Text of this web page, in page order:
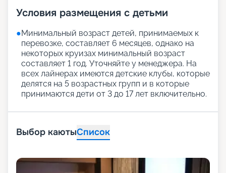
Условия размещения с детьми
●Минимальный возраст детей, принимаемых к
перевозке, составляет 6 месяцев, однако на
некоторых круизах минимальный возраст
составляет 1 год. Уточняйте у менеджера. На
всех лайнерах имеются детские клубы, которые
делятся на 5 возрастных групп и в которые
принимаются дети от 3 до 17 лет включительно.
Выбор каютыСписок